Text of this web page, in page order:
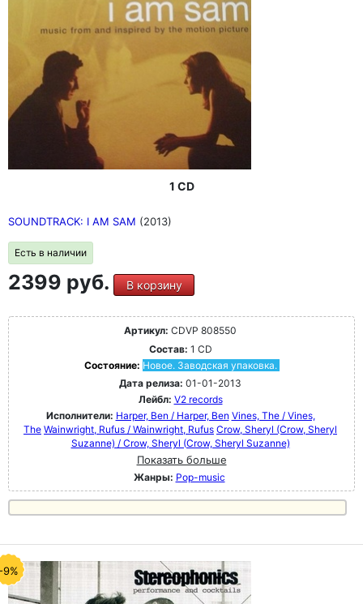
1 CD
SOUNDTRACK: I AM SAM (2013)
Есть в наличии
2399 руб. В корзину
Артикул: CDVP 808550
Состав: 1 CD
Состояние: Новое. Заводская упаковка.
Дата релиза: 01-01-2013
Лейбл: V2 records
Исполнители: Harper, Ben / Harper, Ben Vines, The / Vines,
The Wainwright, Rufus / Wainwright, Rufus Crow, Sheryl (Crow, Sheryl
Suzanne) / Crow, Sheryl (Crow, Sheryl Suzanne)
Показать больше
Жанры: Pop-music
9%